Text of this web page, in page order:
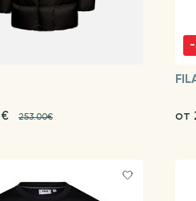
253.00€
-
от